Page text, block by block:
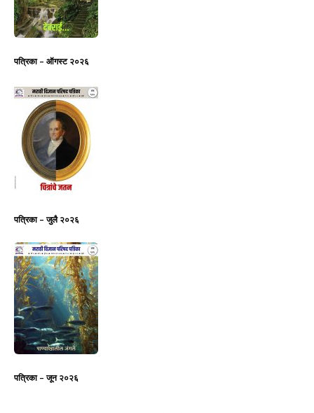
पत्रिका – ऑगस्ट २०२६
पत्रिका – जुलै २०२६
पत्रिका – जून २०२६